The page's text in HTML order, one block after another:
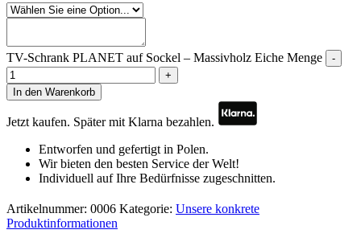
TV-Schrank PLANET auf Sockel – Massivholz Eiche Menge
-
+
In den Warenkorb
Jetzt kaufen. Später mit Klarna bezahlen.
Entworfen und gefertigt in Polen.
Wir bieten den besten Service der Welt!
Individuell auf Ihre Bedürfnisse zugeschnitten.
Artikelnummer: 0006 Kategorie: Unsere konkrete
Produktinformationen